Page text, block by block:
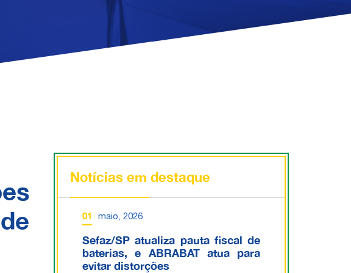
Notícias em destaque
01 maio, 2026
Sefaz/SP atualiza pauta fiscal de
baterias, e ABRABAT atua para
evitar distorções